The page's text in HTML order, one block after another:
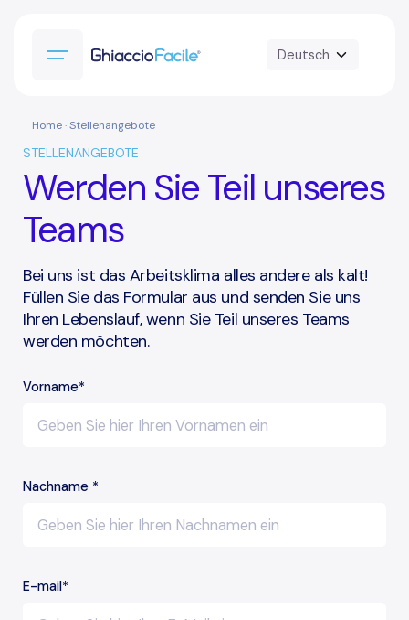
Home· Stellenangebote
STELLENANGEBOTE
Werden Sie Teil unseres
Teams
Bei uns ist das Arbeitsklima alles andere als kalt!
Füllen Sie das Formular aus und senden Sie uns
Ihren Lebenslauf, wenn Sie Teil unseres Teams
werden möchten.
Vorname*
Nachname *
E-mail*